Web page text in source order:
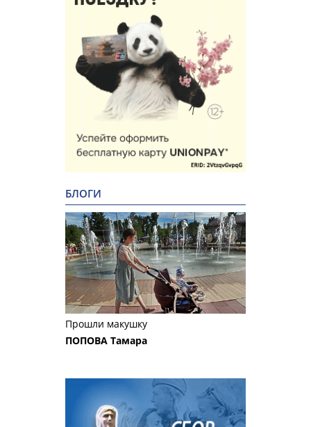
БЛОГИ
Прошли макушку
ПОПОВА Тамара